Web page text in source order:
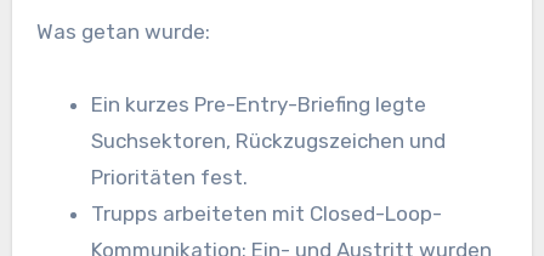
Was getan wurde:
Ein kurzes Pre-Entry-Briefing legte
Suchsektoren, Rückzugszeichen und
Prioritäten fest.
Trupps arbeiteten mit Closed-Loop-
Kommunikation: Ein- und Austritt wurden